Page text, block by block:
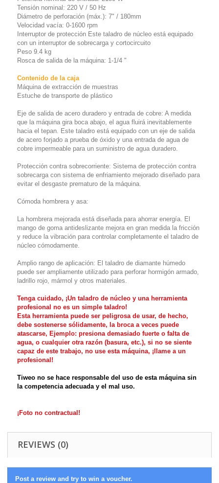
Tensión nominal: 220 V / 50 Hz
Diámetro de perforación (máx.): 7" / 180mm
Velocidad vacía: 0-1600 rpm
Interruptor de protección Este taladro de núcleo está equipado
con un interruptor de sobrecarga y cortocircuito
Peso 9.4 kg
Rosca de salida de la máquina: 1-1/4 "
Contenido de la caja
Máquina de extracción de muestras
Estuche de transporte de plástico
Eje de salida de acero duradero y entrada de cobre: A medida
que la máquina gira boca abajo, el agua fluirá inevitablemente
hacia el tepan. Este taladro está equipado con un eje de salida
de acero forjado a prueba de óxido y una entrada de agua de
cobre impermeable para un suministro de agua duradero.
Protección contra sobrecorriente: Sistema de protección contra
sobrecarga con sistema de enfriamiento mejorado diseñado para
evitar el desgaste prematuro de la máquina.
Cómoda hombrera y asa:
La hombrera mejorada está diseñada para ahorrar energía. El
mango de goma antideslizante mejora en gran medida la fricción
y reduce la vibración para controlar completamente el taladro de
núcleo cómodamente.
Amplio rango de aplicación: El taladro de diamante húmedo
puede ser ampliamente utilizado para perforar hormigón armado,
ladrillo rojo, mármol y otros materiales.
Tenga cuidado, ¡Un taladro de núcleo y una herramienta
profesional no es un simple taladro!
Esta herramienta puede ser peligrosa de usar, de hecho,
debe sostenerse sólidamente, la broca a veces puede
atascarse, Ejemplo: presiona demasiado fuerte o falta de
agua, o cualquier otra razón (basura, etc.), si no se siente
capaz de este trabajo, no use esta máquina, ¡llame a un
profesional!
Tiweo no se hace responsable del uso de esta máquina sin
la competencia adecuada y el mal uso.
¡Foto no contractual!
REVIEWS (0)
Post a review and try to win a voucher.